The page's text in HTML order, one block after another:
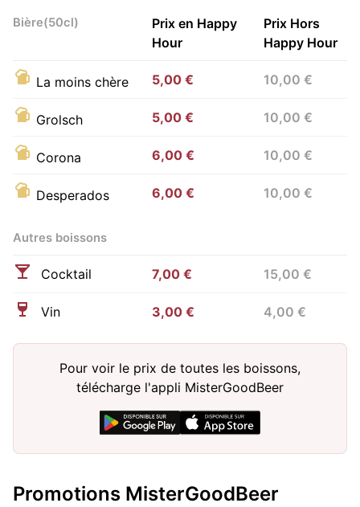
Bière(50cl)
Prix en Happy
Hour
Prix Hors
Happy Hour
La moins chère 5,00 € 10,00 €
Grolsch 5,00 € 10,00 €
Corona 6,00 € 10,00 €
Desperados 6,00 € 10,00 €
Autres boissons
Cocktail 7,00 € 15,00 €
Vin 3,00 € 4,00 €
Pour voir le prix de toutes les boissons,
télécharge l'appli MisterGoodBeer
Promotions MisterGoodBeer